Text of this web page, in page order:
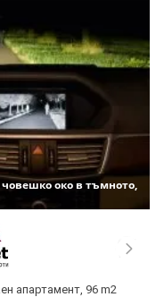
око в тъмното,
апартамент, 96 m2